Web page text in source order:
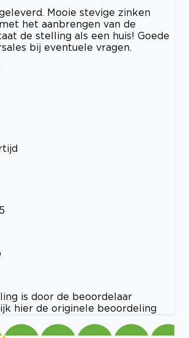
Mooie stevige zinken
het aanbrengen van de
de stelling als een huis! Goede
bij eventuele vragen.
is door de beoordelaar
hier de originele beoordeling